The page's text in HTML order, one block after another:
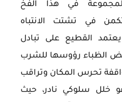
في هذا الفخ
في تشتت الانتباه
القطيع على تبادل
الظباء رؤوسها للشرب
تحرس المكان وتراقب
خلل سلوكي نادر، حيث